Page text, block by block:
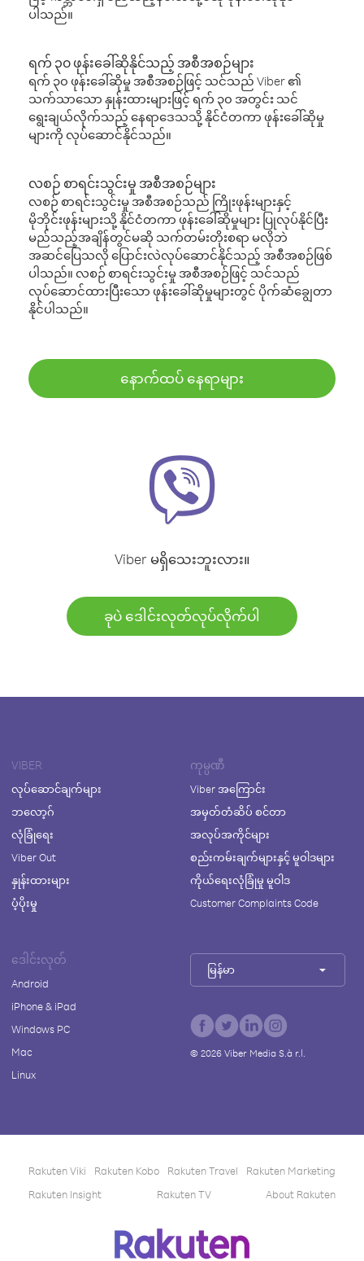
ပါသည်။
ရက် ၃၀ ဖုန်းခေါ်ဆိုနိုင်သည့် အစီအစဉ်များ
ရက် ၃၀ ဖုန်းခေါ်ဆိုမှု အစီအစဉ်ဖြင့် သင်သည် Viber ၏
သက်သာသော နှုန်းထားများဖြင့် ရက် ၃၀ အတွင်း သင်
ရွေးချယ်လိုက်သည့် နေရာဒေသသို့ နိုင်ငံတကာ ဖုန်းခေါ်ဆိုမှု
များကို လုပ်ဆောင်နိုင်သည်။
လစဉ် စာရင်းသွင်းမှု အစီအစဉ်များ
လစဉ် စာရင်းသွင်းမှု အစီအစဉ်သည် ကြိုးဖုန်းများနှင့်
မိုဘိုင်းဖုန်းများသို့ နိုင်ငံတကာ ဖုန်းခေါ်ဆိုမှုများ ပြုလုပ်နိုင်ပြီး
မည်သည့်အချိန်တွင်မဆို သက်တမ်းတိုးစရာ မလိုဘဲ
အဆင်ပြေသလို ပြောင်းလဲလုပ်ဆောင်နိုင်သည့် အစီအစဉ်ဖြစ်
ပါသည်။ လစဉ် စာရင်းသွင်းမှု အစီအစဉ်ဖြင့် သင်သည်
လုပ်ဆောင်ထားပြီးသော ဖုန်းခေါ်ဆိုမှုများတွင် ပိုက်ဆံချွေတာ
နိုင်ပါသည်။
နောက်ထပ် နေရာများ
Viber မရှိသေးဘူးလား။
ခုပဲ ဒေါင်းလုတ်လုပ်လိုက်ပါ
VIBER
လုပ်ဆောင်ချက်များ
ဘလော့ဂ်
လုံခြုံရေး
Viber Out
နှုန်းထားများ
ပံ့ပိုးမှု
ကုမ္ပဏီ
Viber အကြောင်း
အမှတ်တံဆိပ် စင်တာ
အလုပ်အကိုင်များ
စည်းကမ်းချက်များနှင့် မူဝါဒများ
ကိုယ်ရေးလုံခြုံမှု မူဝါဒ
Customer Complaints Code
ဒေါင်းလုတ်
Android
iPhone & iPad
Windows PC
Mac
Linux
မြန်မာ
© 2026Viber Media S.à r.l.
Rakuten Viki Rakuten Kobo Rakuten Travel
Rakuten Marketing
Rakuten Insight
Rakuten TV About Rakuten